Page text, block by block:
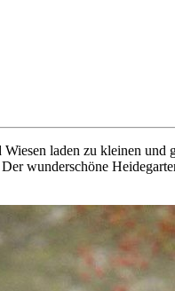
laden zu kleinen
wunderschöne